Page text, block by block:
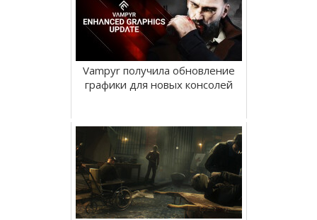
Vampyr получила обновление
графики для новых консолей